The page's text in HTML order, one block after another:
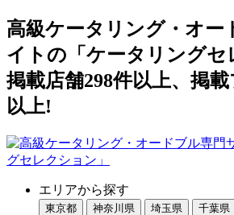
高級ケータリング・オー
イトの「ケータリングセ
掲載店舗298件以上、掲
以上!
エリアから探す
東京都 神奈川県 埼玉県 千葉県